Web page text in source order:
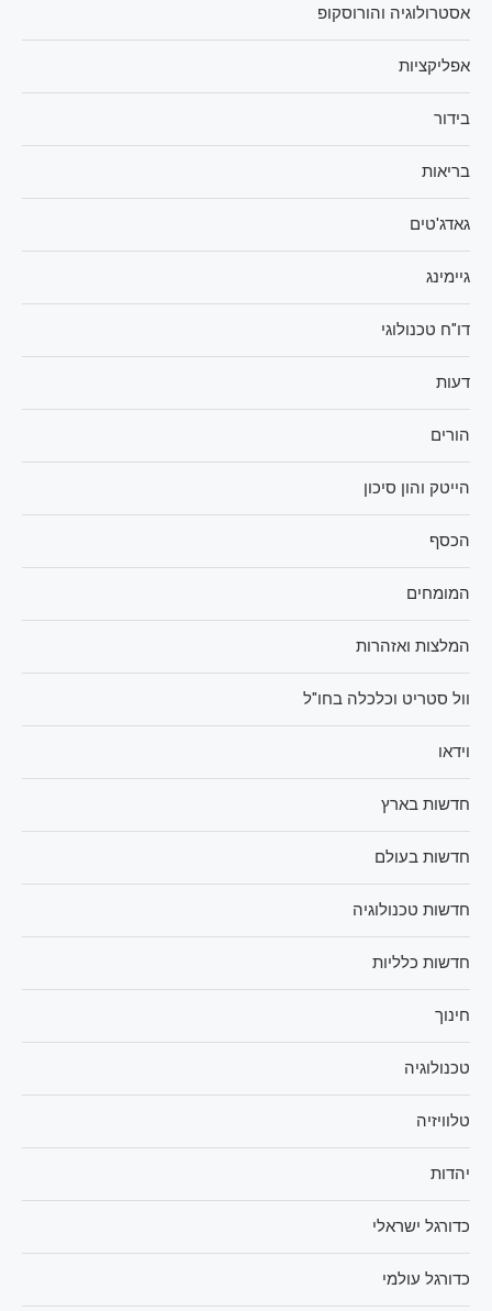
אסטרולוגיה והורוסקופ
אפליקציות
בידור
בריאות
גאדג'טים
גיימינג
דו"ח טכנולוגי
דעות
הורים
הייטק והון סיכון
הכסף
המומחים
המלצות ואזהרות
וול סטריט וכלכלה בחו"ל
וידאו
חדשות בארץ
חדשות בעולם
חדשות טכנולוגיה
חדשות כלליות
חינוך
טכנולוגיה
טלוויזיה
יהדות
כדורגל ישראלי
כדורגל עולמי